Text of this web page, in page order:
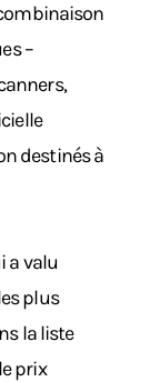
–
destinés à
a valu
plus
la liste
prix